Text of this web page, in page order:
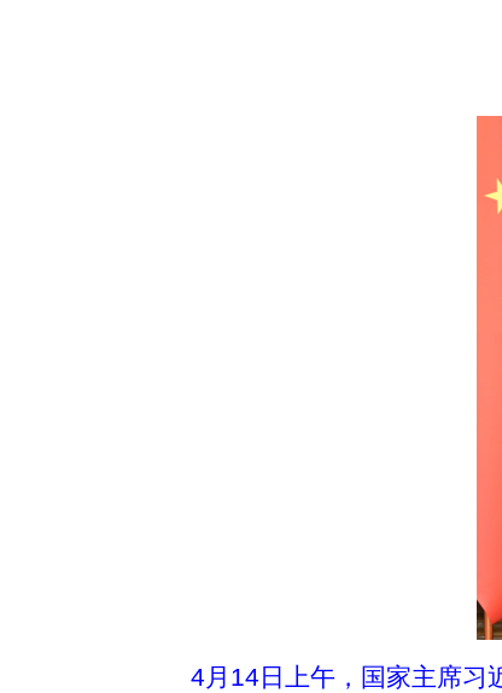
4月14日上午，国家主席习